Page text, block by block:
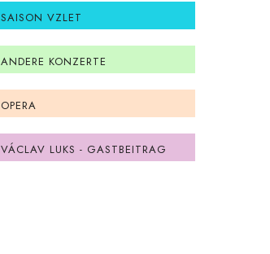
SAISON VZLET
ANDERE KONZERTE
OPERA
VÁCLAV LUKS - GASTBEITRAG